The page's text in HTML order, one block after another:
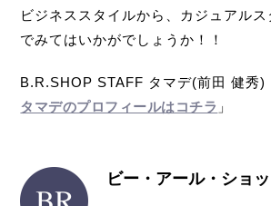
ビジネススタイルから、カジュアル
でみてはいかがでしょうか！！
B.R.SHOP STAFF タマデ(前田 健秀)
タマデのプロフィールはコチラ 」
ビー・アール・ショ